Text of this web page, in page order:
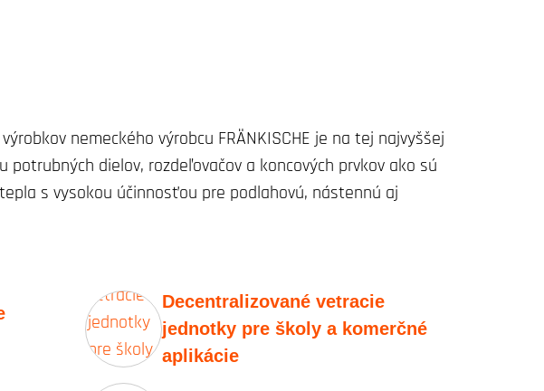
nemeckého výrobcu FRÄNKISCHE je na tej najvyššej
dielov, rozdeľovačov a koncových prvkov ako sú
s vysokou účinnosťou pre podlahovú, nástennú aj
Decentralizované vetracie
jednotky pre školy a komerčné
aplikácie